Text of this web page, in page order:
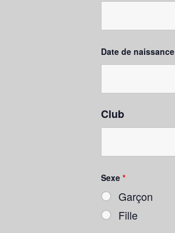
Date de naissance
Club
Sexe *
Garçon
Fille